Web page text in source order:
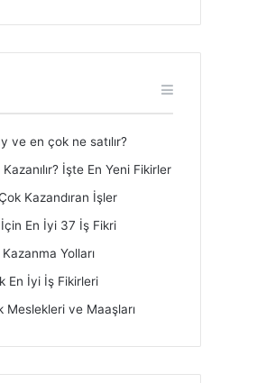
ve en çok ne satılır?
İşte En Yeni Fikirler
Kazandıran İşler
En İyi 37 İş Fikri
Yolları
En İyi İş Fikirleri
Meslekleri ve Maaşları